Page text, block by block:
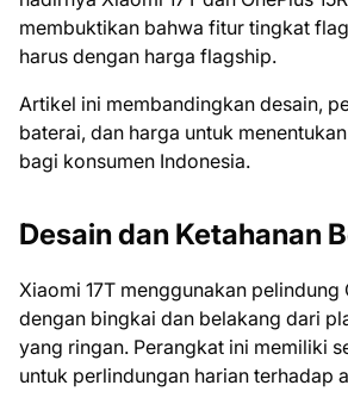
membuktikan bahwa fitur tingkat
harus dengan harga flagship.
Artikel ini membandingkan desain,
baterai, dan harga untuk
bagi konsumen Indonesia.
Desain dan Ketahanan
Xiaomi 17T menggunakan pelindung
dengan bingkai dan belakang dari
yang ringan. Perangkat ini memiliki
untuk perlindungan harian terhadap